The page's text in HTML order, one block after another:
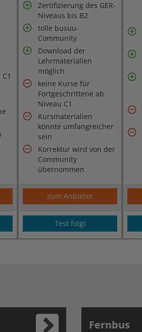
Zertifizierung des GER-
Niveaus bis B2
tolle busuu-
Community
Download der
Lehrmaterialien
möglich
keine Kurse für
Fortgeschrittene ab
Niveau C1
Kursmaterialien
könnte umfangreicher
sein
Korrektur wird von der
Community
übernommen
zum Anbieter
Test folgt
Fernbus